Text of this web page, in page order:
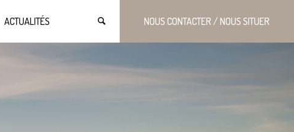
NOUS CONTACTER / NOUS SITUER
ACTUALITÉS